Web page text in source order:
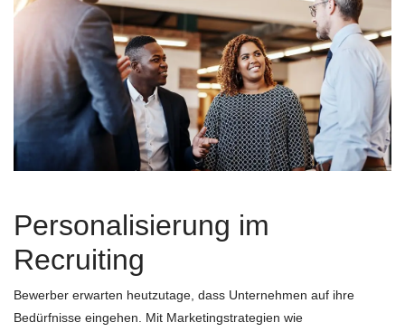
Personalisierung im
Recruiting
Bewerber erwarten heutzutage, dass Unternehmen auf ihre
Bedürfnisse eingehen. Mit Marketingstrategien wie